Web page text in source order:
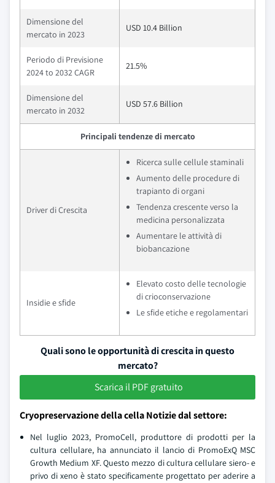
Dimensione del
mercato in 2023
USD 10.4 Billion
Periodo di Previsione
2024 to 2032 CAGR
21.5%
Dimensione del
mercato in 2032
USD 57.6 Billion
Principali tendenze di mercato
Driver di Crescita
Ricerca sulle cellule staminali
Aumento delle procedure di
trapianto di organi
Tendenza crescente verso la
medicina personalizzata
Aumentare le attività di
biobancazione
Insidie e sfide
Elevato costo delle tecnologie
di crioconservazione
Le sfide etiche e regolamentari
Quali sono le opportunità di crescita in questo
mercato?
Scarica il PDF gratuito
Cryopreservazione della cella Notizie dal settore:
Nel luglio 2023, PromoCell, produttore di prodotti per la
cultura cellulare, ha annunciato il lancio di PromoExQ MSC
Growth Medium XF. Questo mezzo di cultura cellulare siero- e
privo di xeno è stato specificamente progettato per aderire a